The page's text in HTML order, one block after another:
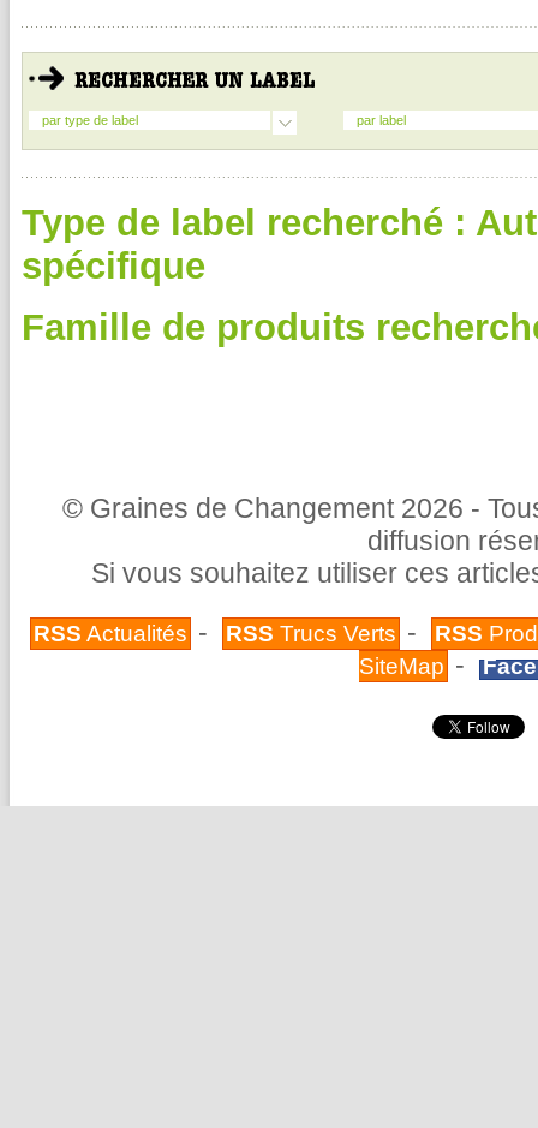
par type de label par label
Type de label recherché :
spécifique
Famille de produits
© Graines de Changement 2026 -
diffusion
Si vous souhaitez utiliser ces
RSS Actualités - RSS Trucs Verts - RSS
SiteMap -